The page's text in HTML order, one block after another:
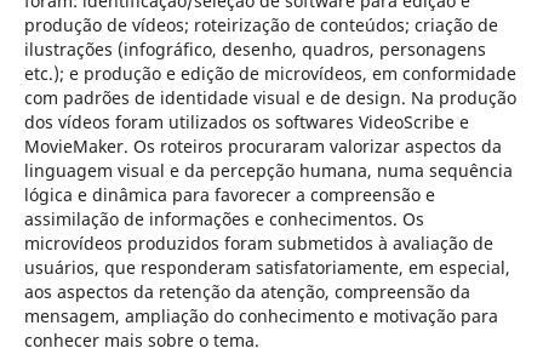
produção de vídeos; roteirização de conteúdos; criação de
ilustrações (infográfico, desenho, quadros, personagens
etc.); e produção e edição de microvídeos, em conformidade
com padrões de identidade visual e de design. Na produção
dos vídeos foram utilizados os softwares VideoScribe e
MovieMaker. Os roteiros procuraram valorizar aspectos da
linguagem visual e da percepção humana, numa sequência
lógica e dinâmica para favorecer a compreensão e
assimilação de informações e conhecimentos. Os
microvídeos produzidos foram submetidos à avaliação de
usuários, que responderam satisfatoriamente, em especial,
aos aspectos da retenção da atenção, compreensão da
mensagem, ampliação do conhecimento e motivação para
conhecer mais sobre o tema.